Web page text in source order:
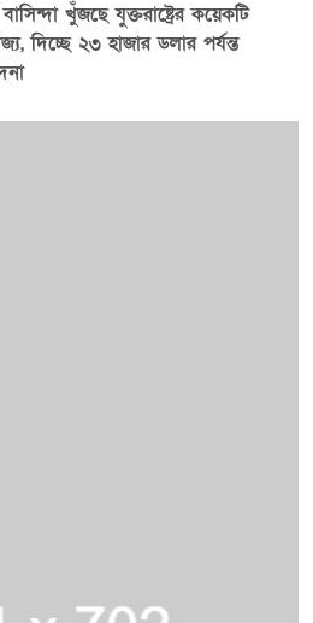
খুঁজছে যুক্তরাষ্ট্রের কয়েকটি
দিচ্ছে ২৩ হাজার ডলার পর্যন্ত